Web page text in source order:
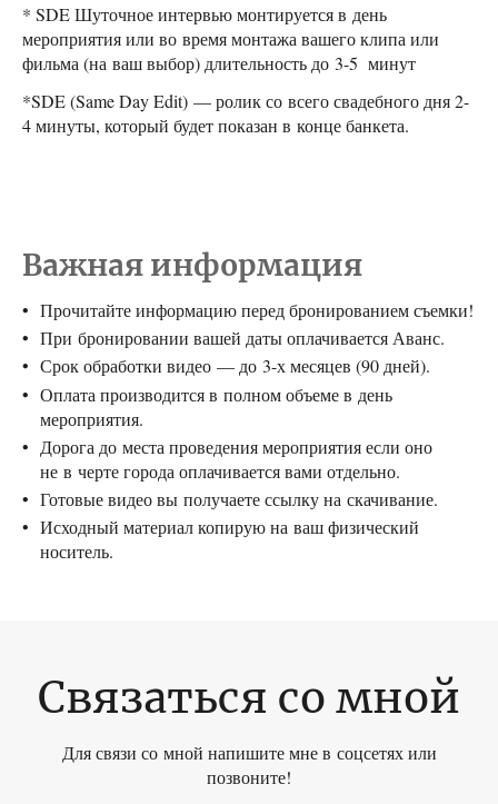
* SDE Шуточное интервью монтируется в день
мероприятия или во время монтажа вашего клипа или
фильма (на ваш выбор) длительность до 3-5 минут
*SDE (Same Day Edit) — ролик со всего свадебного дня 2-
4 минуты, который будет показан в конце банкета.
Важная информация
Прочитайте информацию перед бронированием съемки!
При бронировании вашей даты оплачивается Аванс.
Срок обработки видео — до 3-х месяцев (90 дней).
Оплата производится в полном объеме в день
мероприятия.
Дорога до места проведения мероприятия если оно
не в черте города оплачивается вами отдельно.
Готовые видео вы получаете ссылку на скачивание.
Исходный материал копирую на ваш физический
носитель.
Связаться со мной
Для связи со мной напишите мне в соцсетях или
позвоните!